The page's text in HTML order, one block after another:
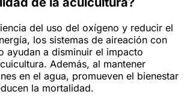
del uso del oxígeno y reducir el
los sistemas de aireación con
ayudan a disminuir el impacto
Además, al mantener
en el agua, promueven el bienestar
la mortalidad.